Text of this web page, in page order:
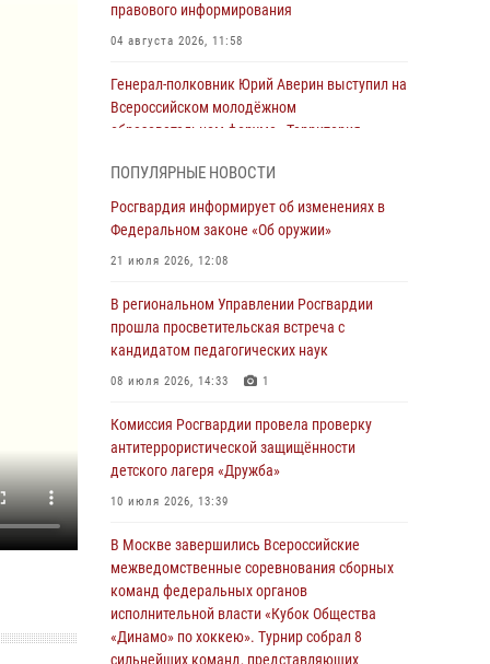
правового информирования
04 августа 2026, 11:58
Генерал-полковник Юрий Аверин выступил на
Всероссийском молодёжном
образовательном форуме «Территория
21 единицу оружия изъяли Псковские
Росгвардейцы принимают участие в
обеспечении общественной безопасности во
время празднования Дня ВДВ
За минувшие сутки Псковские росгвардейцы
выезжали два раза на улицу Труда
31 июля 2026, 13:53
В Санкт-Петербурге прошел окружной этап
ежегодного Всероссийского конкурса
профессионального мастерства среди
сотрудников вневедомственной охраны
Росгвардии, Псковские Росгвардейцы
одержали победу
ПОПУЛЯРНЫЕ НОВОСТИ
Росгвардия информирует об изменениях в
Федеральном законе «Об оружии»
21 июля 2026, 12:08
В региональном Управлении Росгвардии
прошла просветительская встреча с
кандидатом педагогических наук
08 июля 2026, 14:33 1
Комиссия Росгвардии провела проверку
антитеррористической защищённости
детского лагеря «Дружба»
10 июля 2026, 13:39
В Москве завершились Всероссийские
межведомственные соревнования сборных
команд федеральных органов
исполнительной власти «Кубок Общества
«Динамо» по хоккею». Турнир собрал 8
сильнейших команд, представляющих